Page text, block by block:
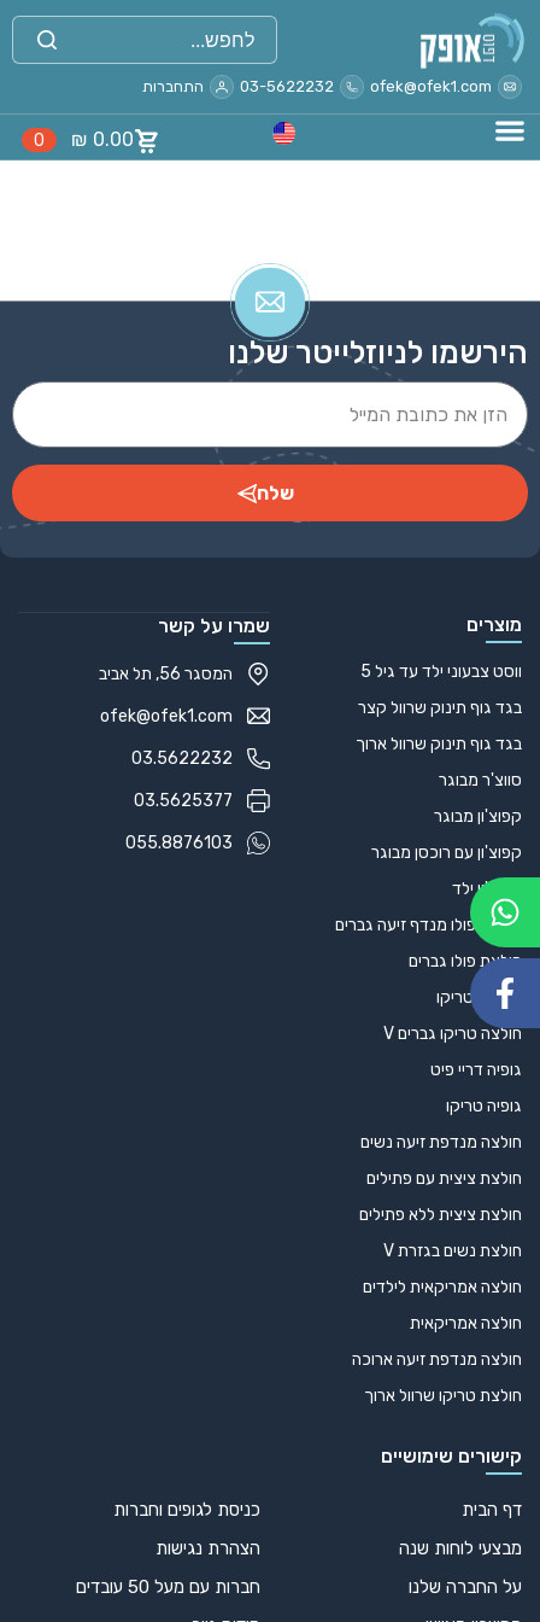
ofek@ofek1.com
03-5622232 התחברות
₪ 0.00
0
הירשמו לניוזלייטר שלנו
שלח
מוצרים
ווסט צבעוני ילד עד גיל 5
בגד גוף תינוק שרוול קצר
בגד גוף תינוק שרוול ארוך
סווצ'ר מבוגר
קפוצ'ון מבוגר
קפוצ'ון עם רוכסן מבוגר
קפוצ'ון ילד
חולצת פולו מנדף זיעה גברים
חולצת פולו גברים
קפוצ'ון טריקו
חולצה טריקו גברים V
גופיה דריי פיט
גופיה טריקו
חולצה מנדפת זיעה נשים
חולצת ציצית עם פתילים
חולצת ציצית ללא פתילים
חולצת נשים בגזרת V
חולצה אמריקאית לילדים
חולצה אמריקאית
חולצה מנדפת זיעה ארוכה
חולצת טריקו שרוול ארוך
קישורים שימושיים
דף הבית
מבצעי לוחות שנה
על החברה שלנו
כניסת לגופים וחברות
הצהרת נגישות
חברות עם מעל 50 עובדים
שמרו על קשר
המסגר 56, תל אביב
ofek@ofek1.com
03.5622232
03.5625377
055.8876103